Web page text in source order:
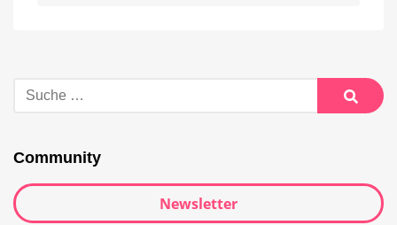
nach:
Suche
Community
Newsletter